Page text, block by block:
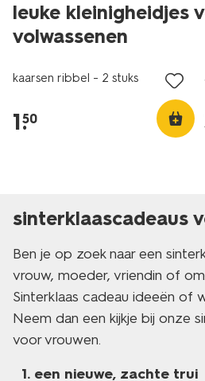
leuke kleinigheidjes
volwassenen
vegan
laag geprijsd
kaarsen ribbel - 2 stuks
1.
50
sinterklaascadeaus
Ben je op zoek naar een
vrouw, moeder, vriendin of
Sinterklaas cadeau ideeën of
Neem dan een kijkje bij onze
voor vrouwen.
een nieuwe, zachte trui